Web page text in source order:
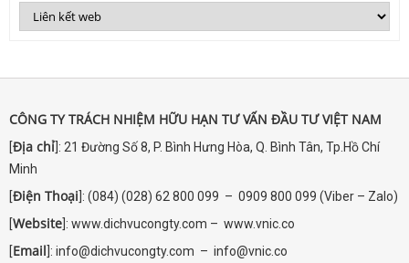
CÔNG TY TRÁCH NHIỆM HỮU HẠN TƯ VẤN ĐẦU TƯ VIỆT NAM
[Địa chỉ ]: 21 Đường Số 8, P. Bình Hưng Hòa, Q. Bình Tân, Tp.Hồ Chí
Minh
[Điện Thoại ]: (084) (028) 62 800 099 – 0909 800 099 (Viber – Zalo)
[Website ]: www.dichvucongty.com – www.vnic.co
[Email ]: info@dichvucongty.com – info@vnic.co